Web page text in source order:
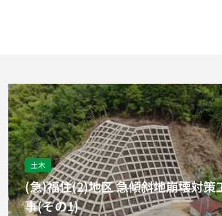
土木
(急)福住(2)地区 急傾斜地崩壊対策
事(その1)